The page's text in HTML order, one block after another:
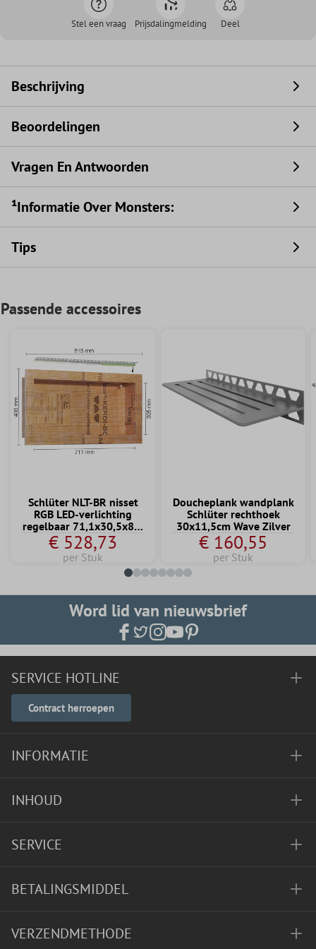
Stel een vraag Prijsdalingmelding Deel
Beschrijving
Beoordelingen
Vragen En Antwoorden
¹Informatie Over Monsters:
Tips
Passende accessoires
Schlüter NLT-BR nisset
RGB LED-verlichting
regelbaar 71,1x30,5x8,9
cm
€ 528,73
per Stuk
Doucheplank wandplank
Schlüter rechthoek
30x11,5cm Wave Zilver
€ 160,55
per Stuk
Word lid van nieuwsbrief
SERVICE HOTLINE
Contract herroepen
INFORMATIE
INHOUD
SERVICE
BETALINGSMIDDEL
VERZENDMETHODE